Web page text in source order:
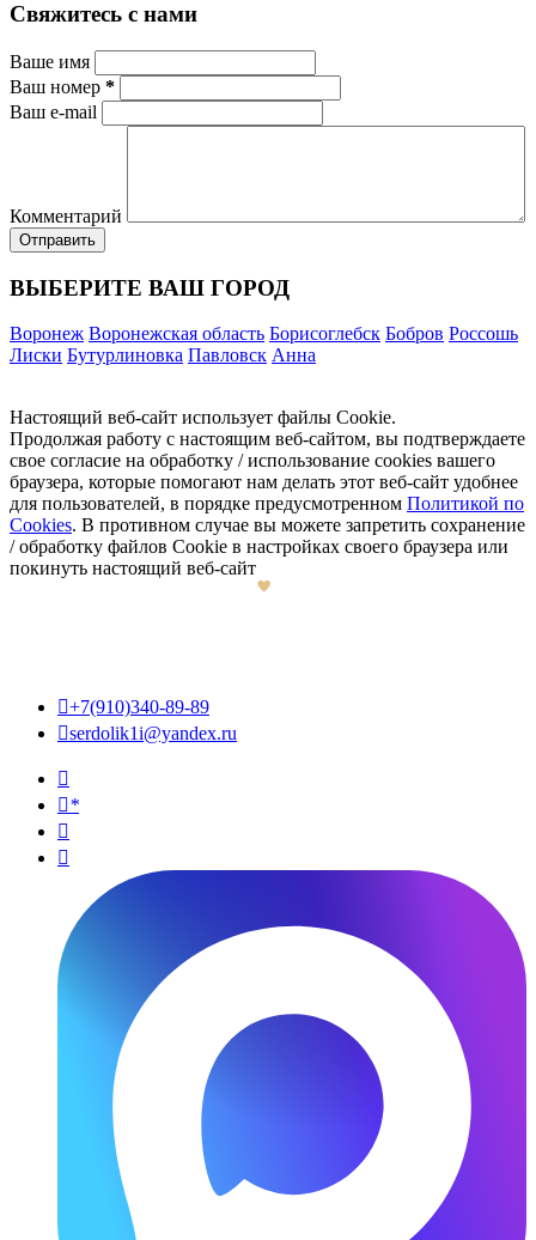
Свяжитесь с нами
Ваше имя
Ваш номер *
Ваш e-mail
Комментарий
ВЫБЕРИТЕ ВАШ ГОРОД
Воронеж Воронежская область Борисоглебск Бобров Россошь
Лиски Бутурлиновка Павловск Анна
Настоящий веб-сайт использует файлы Cookie.
Продолжая работу с настоящим веб-сайтом, вы подтверждаете
свое согласие на обработку / использование cookies вашего
браузера, которые помогают нам делать этот веб-сайт удобнее
для пользователей, в порядке предусмотренном Политикой по
Cookies. В противном случае вы можете запретить сохранение
/ обработку файлов Cookie в настройках своего браузера или
покинуть настоящий веб-сайт
+7(910)340-89-89
serdolik1i@yandex.ru

*

